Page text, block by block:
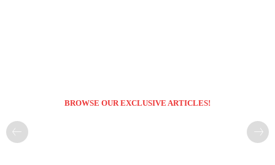
BROWSE OUR EXCLUSIVE ARTICLES!